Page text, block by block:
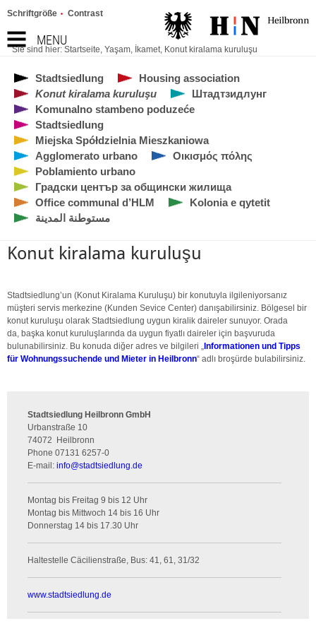
MENU
Schriftgröße Contrast
Sie sind hier: Startseite, Yaşam, İkamet, Konut kiralama kuruluşu
Stadtsiedlung
Housing association
Konut kiralama kuruluşu
Штадтзидлунг
Komunalno stambeno poduzeće
Stadtsiedlung
Miejska Spółdzielnia Mieszkaniowa
Agglomerato urbano
Οικισμός πόλης
Poblamiento urbano
Градски център за общински жилища
Office communal d’HLM
Kolonia e qytetit
مستوطنة المدينة
Konut kiralama kuruluşu
Stadtsiedlung’un (Konut Kiralama Kuruluşu) bir konutuyla ilgileniyorsanız
müşteri servis merkezine (Kunden Sevice Center) danışabilirsiniz. Bölgesel bir
konut kuruluşu olarak Stadtsiedlung uygun kiralik daireler sunuyor. Orada
da, başka konut kuruluşlarında da uygun fiyatlı daireler için başvuruda
bulunabilirsiniz. Bu konuda diğer adres ve bilgileri „Informationen und Tipps
für Wohnungssuchende und Mieter in Heilbronn“ adlı broşürde bulabilirsiniz.
Stadtsiedlung Heilbronn GmbH
Urbanstraße 10
74072
Heilbronn
Phone 07131 6257-0
E-mail: info@stadtsiedlung.de
Montag bis Freitag 9 bis 12 Uhr
Montag bis Mittwoch 14 bis 16 Uhr
Donnerstag 14 bis 17.30 Uhr
Haltestelle Cäcilienstraße, Bus: 41, 61, 31/32
www.stadtsiedlung.de